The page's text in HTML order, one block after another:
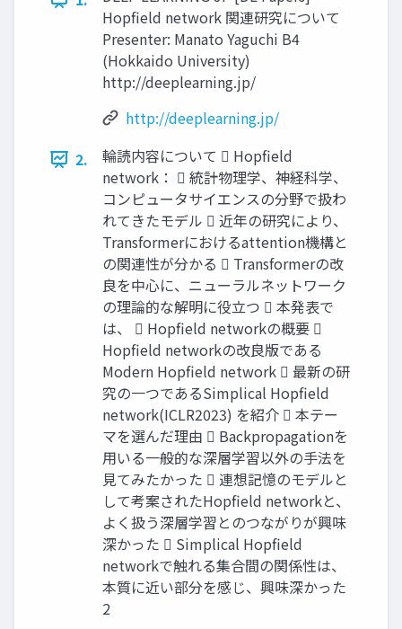
Hopfield network 関連研究について
Presenter: Manato Yaguchi B4
(Hokkaido University)
http://deeplearning.jp/
http://deeplearning.jp/
2.
輪読内容について  Hopfield
network：  統計物理学、神経科学、
コンピュータサイエンスの分野で扱わ
れてきたモデル  近年の研究により、
Transformerにおけるattention機構と
の関連性が分かる  Transformerの改
良を中心に、ニューラルネットワーク
の理論的な解明に役立つ  本発表で
は、  Hopfield networkの概要 
Hopfield networkの改良版である
Modern Hopfield network  最新の研
究の一つであるSimplical Hopfield
network(ICLR2023) を紹介  本テー
マを選んだ理由  Backpropagationを
用いる一般的な深層学習以外の手法を
見てみたかった  連想記憶のモデルと
して考案されたHopfield networkと、
よく扱う深層学習とのつながりが興味
深かった  Simplical Hopfield
networkで触れる集合間の関係性は、
本質に近い部分を感じ、興味深かった
2